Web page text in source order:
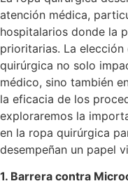
atención médica,
hospitalarios donde la
prioritarias. La
quirúrgica no solo
médico, sino también
la eficacia de los
exploraremos la
en la ropa quirúrgica
desempeñan un papel
1. Barrera contra